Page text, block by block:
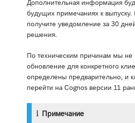
Дополнительная информация
будущих примечаниях к выпуску.
получите уведомление за 30
решения.
По техническим причинам мы не
обновление для конкретного
определены предварительно, и
перейти на Cognos версии 11
Примечание